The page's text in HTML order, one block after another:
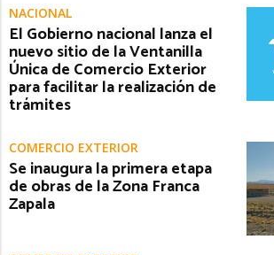
NACIONAL
El Gobierno nacional lanza el
nuevo sitio de la Ventanilla
Única de Comercio Exterior
para facilitar la realización de
trámites
COMERCIO EXTERIOR
Se inaugura la primera etapa
de obras de la Zona Franca
Zapala